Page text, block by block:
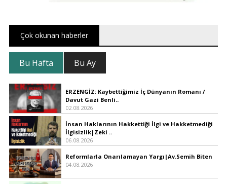
Çok okunan haberler
Bu Hafta Bu Ay
ERZENGİZ: Kaybettiğimiz İç Dünyanın Romanı /
Davut Gazi Benli..
02.08.2026
İnsan Haklarının Hakkettiği İlgi ve Hakketmediği
İlgisizlik|Zeki ..
06.08.2026
Reformlarla Onarılamayan Yargı|Av.Semih Biten
04.08.2026